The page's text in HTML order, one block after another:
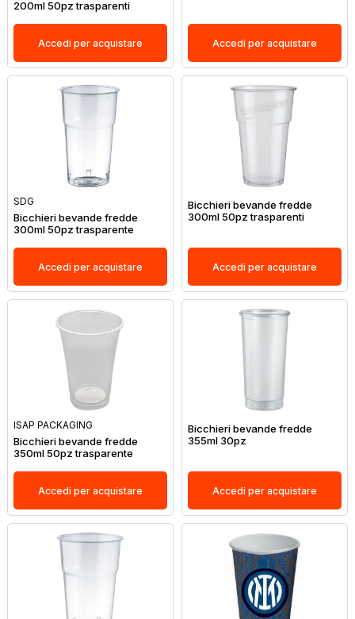
200ml 50pz trasparenti
Accedi per acquistare Accedi per acquistare
SDG
Bicchieri bevande fredde
300ml 50pz trasparente
Accedi per acquistare
Bicchieri bevande fredde
300ml 50pz trasparenti
Accedi per acquistare
ISAP PACKAGING
Bicchieri bevande fredde
350ml 50pz trasparente
Accedi per acquistare
Bicchieri bevande fredde
355ml 30pz
Accedi per acquistare